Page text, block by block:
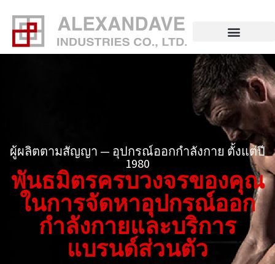
ผู้ผลิตตามสัญญา — อุปกรณ์ออกกำลังกาย ตั้งแต่ปี
1980
พันธมิตรครบวงจรของคุณ
ในการจัดหาอุปกรณ์ออก
กำลังกายและบริการ
แบรนด์ส่วนตัว